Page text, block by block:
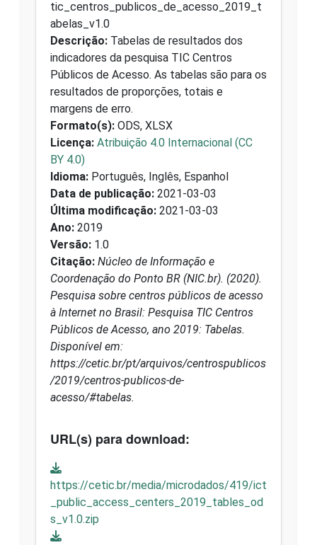
tic_centros_publicos_de_acesso_2019_t
abelas_v1.0
Descrição: Tabelas de resultados dos
indicadores da pesquisa TIC Centros
Públicos de Acesso. As tabelas são para os
resultados de proporções, totais e
margens de erro.
Formato(s): ODS, XLSX
Licença: Atribuição 4.0 Internacional (CC
BY 4.0)
Idioma: Português, Inglês, Espanhol
Data de publicação: 2021-03-03
Última modificação: 2021-03-03
Ano: 2019
Versão: 1.0
Citação: Núcleo de Informação e
Coordenação do Ponto BR (NIC.br). (2020).
Pesquisa sobre centros públicos de acesso
à Internet no Brasil: Pesquisa TIC Centros
Públicos de Acesso, ano 2019: Tabelas.
Disponível em:
https://cetic.br/pt/arquivos/centrospublicos
/2019/centros-publicos-de-
acesso/#tabelas.
URL(s) para download:
https://cetic.br/media/microdados/419/ict
_public_access_centers_2019_tables_od
s_v1.0.zip